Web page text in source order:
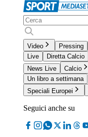
Video Pressing
Live
Diretta Calcio
News Live
Calcio
Un libro a settimana
Speciali Europei
Seguici anche su